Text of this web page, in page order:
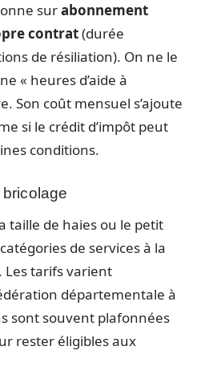
surabonnement
contrat(durée
de résiliation). On ne le
« heures d’aide à
Son coût mensuel s’ajoute
si le crédit d’impôt peut
conditions.
taille de haies ou le petit
de services à la
Les tarifs varient
départementale à
sont souvent plafonnées
rester éligibles aux